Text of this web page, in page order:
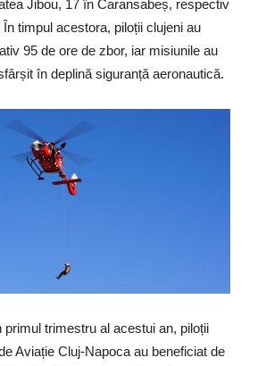
Jibou, 17 în Caransabeș, respectiv
timpul acestora, piloții clujeni au
95 de ore de zbor, iar misiunile au
în deplină siguranță aeronautică.
primul trimestru al acestui an, piloții
Aviație Cluj-Napoca au beneficiat de